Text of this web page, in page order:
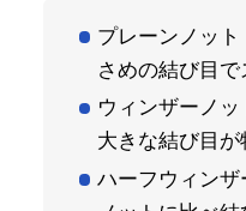
プレーンノッ
さめの結び目
ウィンザーノッ
大きな結び目が
ハーフウィン